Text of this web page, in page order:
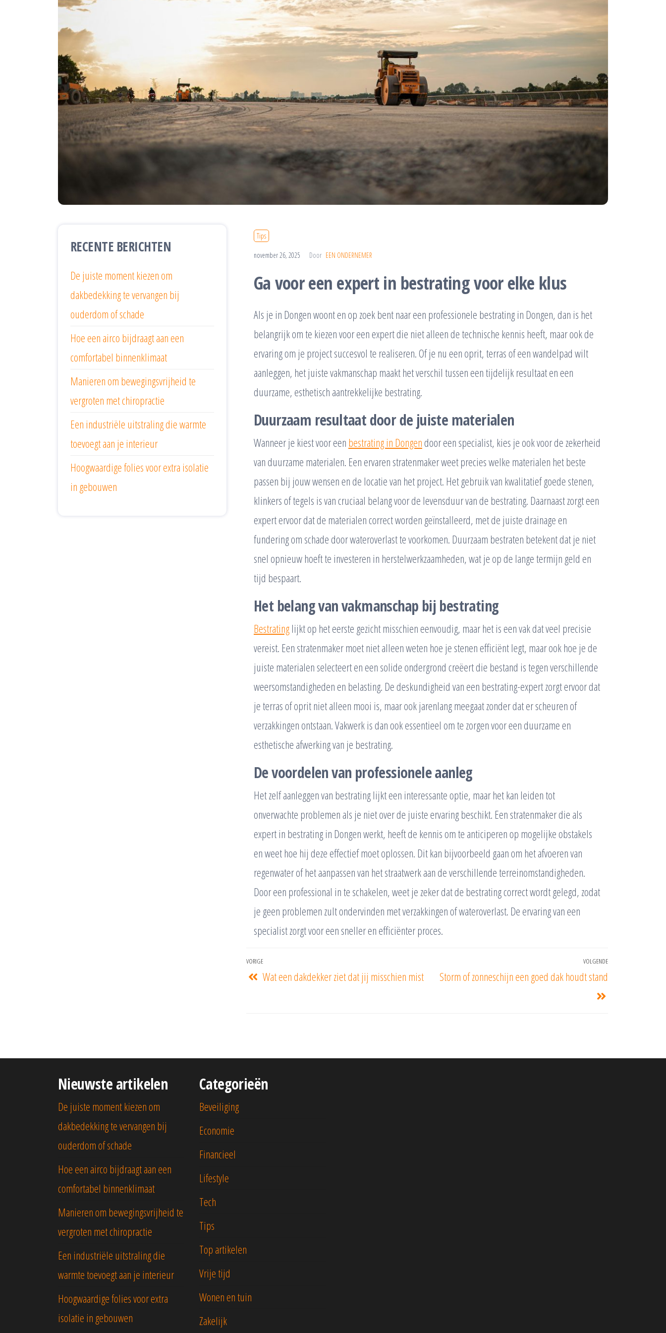
Tips
november 26, 2025 Door EEN ONDERNEMER
Ga voor een expert in bestrating voor elke klus
Als je in Dongen woont en op zoek bent naar een professionele bestrating in Dongen, dan is het
belangrijk om te kiezen voor een expert die niet alleen de technische kennis heeft, maar ook de
ervaring om je project succesvol te realiseren. Of je nu een oprit, terras of een wandelpad wilt
aanleggen, het juiste vakmanschap maakt het verschil tussen een tijdelijk resultaat en een
duurzame, esthetisch aantrekkelijke bestrating.
Duurzaam resultaat door de juiste materialen
Wanneer je kiest voor een bestrating in Dongen door een specialist, kies je ook voor de zekerheid
van duurzame materialen. Een ervaren stratenmaker weet precies welke materialen het beste
passen bij jouw wensen en de locatie van het project. Het gebruik van kwalitatief goede stenen,
klinkers of tegels is van cruciaal belang voor de levensduur van de bestrating. Daarnaast zorgt een
expert ervoor dat de materialen correct worden geïnstalleerd, met de juiste drainage en
fundering om schade door wateroverlast te voorkomen. Duurzaam bestraten betekent dat je niet
snel opnieuw hoeft te investeren in herstelwerkzaamheden, wat je op de lange termijn geld en
tijd bespaart.
Het belang van vakmanschap bij bestrating
Bestrating lijkt op het eerste gezicht misschien eenvoudig, maar het is een vak dat veel precisie
vereist. Een stratenmaker moet niet alleen weten hoe je stenen efficiënt legt, maar ook hoe je de
juiste materialen selecteert en een solide ondergrond creëert die bestand is tegen verschillende
weersomstandigheden en belasting. De deskundigheid van een bestrating-expert zorgt ervoor dat
je terras of oprit niet alleen mooi is, maar ook jarenlang meegaat zonder dat er scheuren of
verzakkingen ontstaan. Vakwerk is dan ook essentieel om te zorgen voor een duurzame en
esthetische afwerking van je bestrating.
De voordelen van professionele aanleg
Het zelf aanleggen van bestrating lijkt een interessante optie, maar het kan leiden tot
onverwachte problemen als je niet over de juiste ervaring beschikt. Een stratenmaker die als
expert in bestrating in Dongen werkt, heeft de kennis om te anticiperen op mogelijke obstakels
en weet hoe hij deze effectief moet oplossen. Dit kan bijvoorbeeld gaan om het afvoeren van
regenwater of het aanpassen van het straatwerk aan de verschillende terreinomstandigheden.
Door een professional in te schakelen, weet je zeker dat de bestrating correct wordt gelegd, zodat
je geen problemen zult ondervinden met verzakkingen of wateroverlast. De ervaring van een
specialist zorgt voor een sneller en efficiënter proces.
VORIGE
Wat een dakdekker ziet dat jij misschien mist
VOLGENDE
Storm of zonneschijn een goed dak houdt stand
RECENTE BERICHTEN
De juiste moment kiezen om
dakbedekking te vervangen bij
ouderdom of schade
Hoe een airco bijdraagt aan een
comfortabel binnenklimaat
Manieren om bewegingsvrijheid te
vergroten met chiropractie
Een industriële uitstraling die warmte
toevoegt aan je interieur
Hoogwaardige folies voor extra isolatie
in gebouwen
Nieuwste artikelen
De juiste moment kiezen om
dakbedekking te vervangen bij
ouderdom of schade
Hoe een airco bijdraagt aan een
comfortabel binnenklimaat
Manieren om bewegingsvrijheid te
vergroten met chiropractie
Een industriële uitstraling die
warmte toevoegt aan je interieur
Hoogwaardige folies voor extra
isolatie in gebouwen
Categorieën
Beveiliging
Economie
Financieel
Lifestyle
Tech
Tips
Top artikelen
Vrije tijd
Wonen en tuin
Zakelijk